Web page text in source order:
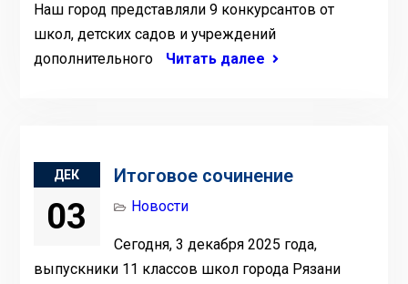
Наш город представляли 9 конкурсантов от
школ, детских садов и учреждений
дополнительного
Читать далее
ДЕК
03
Итоговое сочинение
Новости
Сегодня, 3 декабря 2025 года,
выпускники 11 классов школ города Рязани